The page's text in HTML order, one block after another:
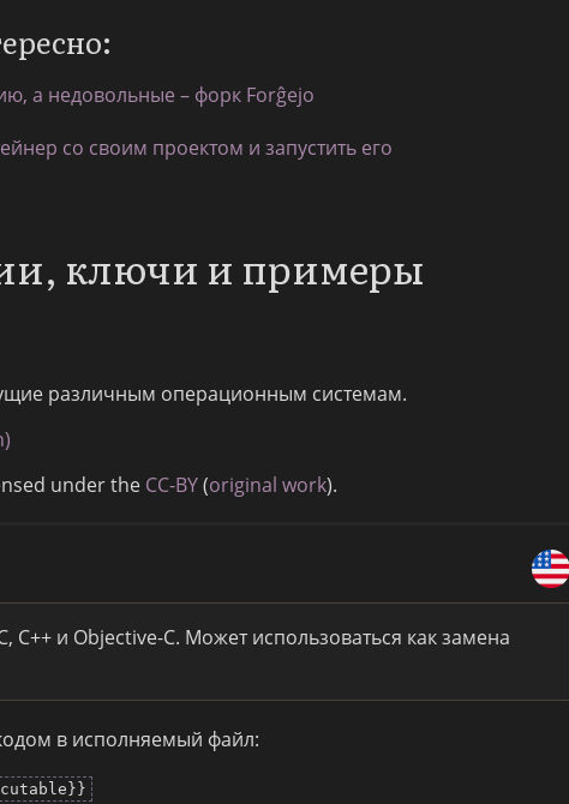
а недовольные – форк Forĝejo
со своим проектом и запустить его
ключи и примеры
различным операционным системам.
under the CC-BY(original work).
и Objective-C. Может использоваться как замена
в исполняемый файл: